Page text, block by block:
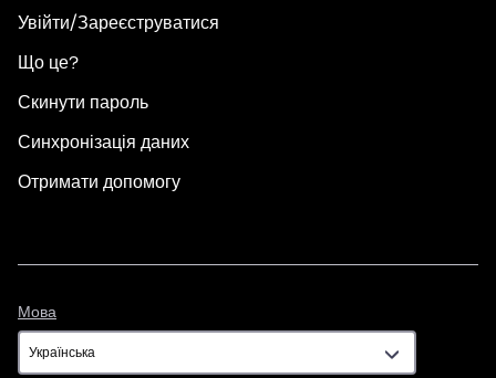
Увійти/Зареєструватися
Що це?
Скинути пароль
Синхронізація даних
Отримати допомогу
Мова